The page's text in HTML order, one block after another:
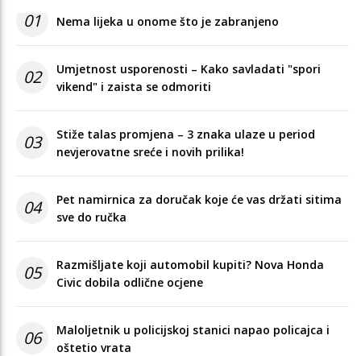
01 Nema lijeka u onome što je zabranjeno
02
Umjetnost usporenosti – Kako savladati "spori
vikend" i zaista se odmoriti
03
Stiže talas promjena – 3 znaka ulaze u period
nevjerovatne sreće i novih prilika!
04
Pet namirnica za doručak koje će vas držati sitima
sve do ručka
05
Razmišljate koji automobil kupiti? Nova Honda
Civic dobila odlične ocjene
06
Maloljetnik u policijskoj stanici napao policajca i
oštetio vrata